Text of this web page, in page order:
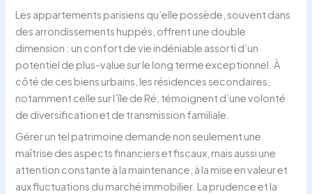
Les appartements parisiens qu’elle possède, souvent dans
des arrondissements huppés, offrent une double
dimension : un confort de vie indéniable assorti d’un
potentiel de plus-value sur le long terme exceptionnel. À
côté de ces biens urbains, les résidences secondaires,
notamment celle sur l’île de Ré, témoignent d’une volonté
de diversification et de transmission familiale.
Gérer un tel patrimoine demande non seulement une
maîtrise des aspects financiers et fiscaux, mais aussi une
attention constante à la maintenance, à la mise en valeur et
aux fluctuations du marché immobilier. La prudence et la